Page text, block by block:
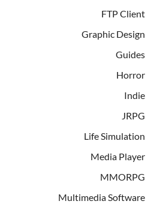
FTP Client
Graphic Design
Guides
Horror
Indie
JRPG
Life Simulation
Media Player
MMORPG
Multimedia Software